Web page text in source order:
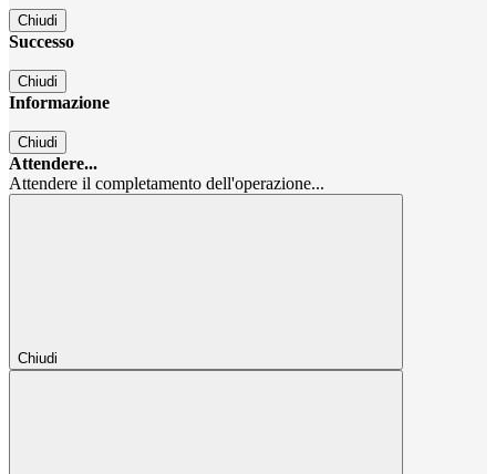
Chiudi
Successo
Chiudi
Informazione
Chiudi
Attendere...
Attendere il completamento dell'operazione...
Chiudi